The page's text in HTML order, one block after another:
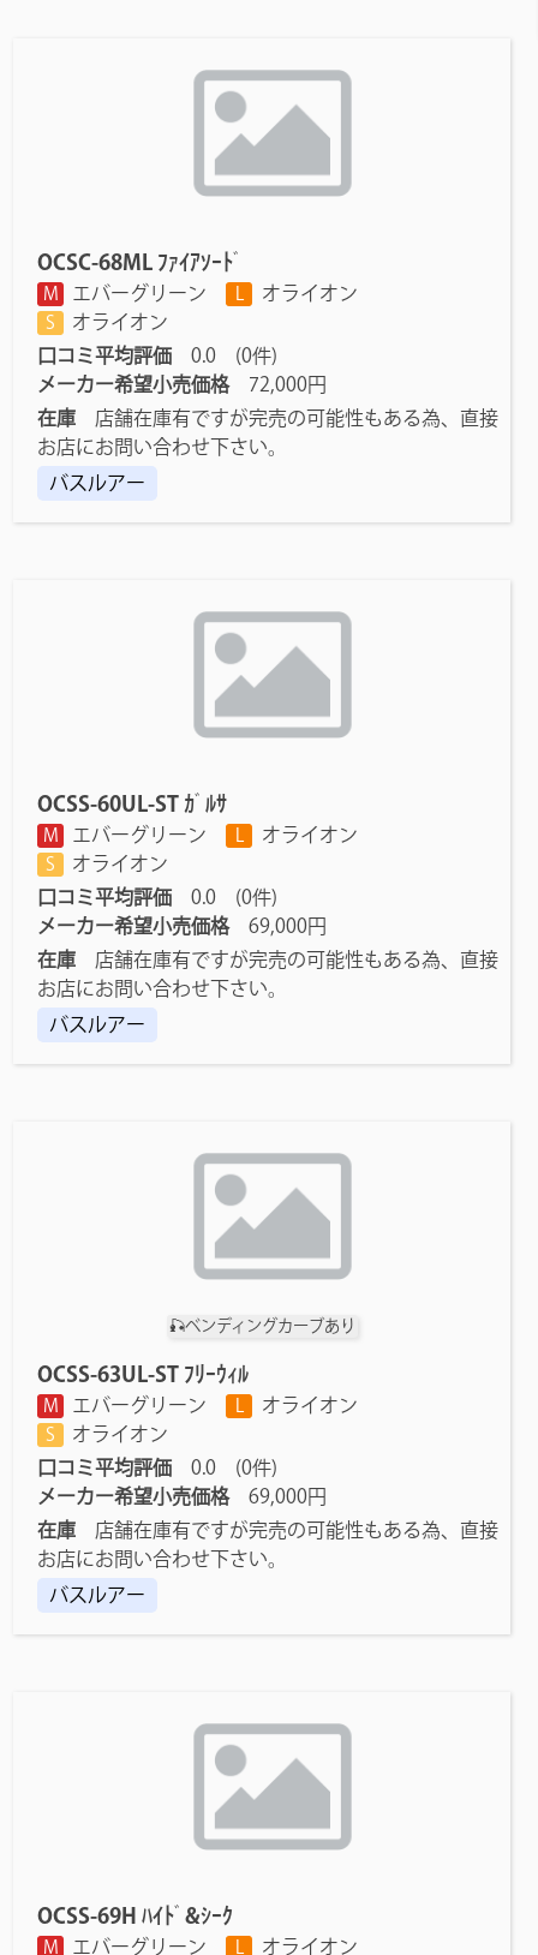
OCSC-68ML ﾌｧｲｱｿｰﾄﾞ
M エバーグリーン オライオン
S
オライオン
口コミ平均評価 0.0 (0件)
メーカー希望小売価格72,000円
在庫 店舗在庫有ですが完売の可能性もある為、直接
お店にお問い合わせ下さい。
バスルアー
OCSS-60UL-ST ｶﾞﾙｻ
M エバーグリーン オライオン
S
オライオン
口コミ平均評価 0.0 (0件)
メーカー希望小売価格69,000円
在庫 店舗在庫有ですが完売の可能性もある為、直接
お店にお問い合わせ下さい。
バスルアー
🎣ベンディングカーブあり
OCSS-63UL-ST ﾌﾘｰｳｨﾙ
M エバーグリーン オライオン
S
オライオン
口コミ平均評価 0.0 (0件)
メーカー希望小売価格69,000円
在庫 店舗在庫有ですが完売の可能性もある為、直接
お店にお問い合わせ下さい。
バスルアー
OCSS-69H ﾊｲﾄﾞ&ｼｰｸ
M エバーグリーン オライオン